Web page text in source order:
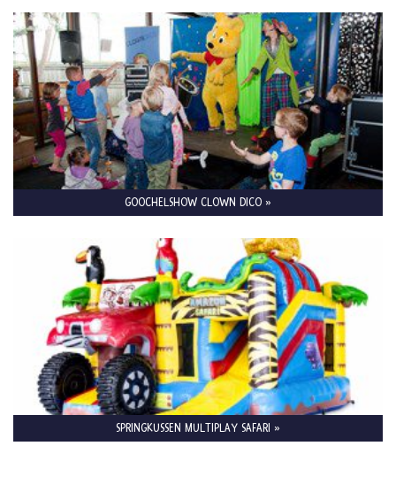
GOOCHELSHOW CLOWN DICO »
SPRINGKUSSEN MULTIPLAY SAFARI »